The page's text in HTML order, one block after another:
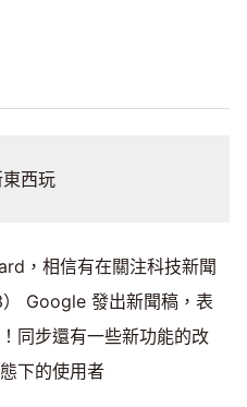
西玩
，相信有在關注科技新聞
Google 發出新聞稿，表
同步還有一些新功能的改
下的使用者